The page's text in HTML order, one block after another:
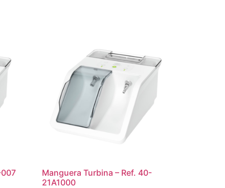
Manguera Turbina – Ref. 40-
21A1000